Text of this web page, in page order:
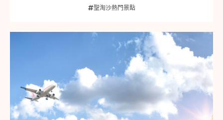
聖淘沙熱門景點